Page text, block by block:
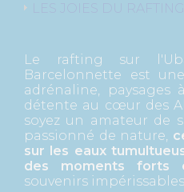
LES JOIES DU
Le rafting sur
Barcelonnette est
adrénaline,
détente au cœur des
soyez un amateur de
passionné de nature,
sur les eaux
des moments forts
souvenirs